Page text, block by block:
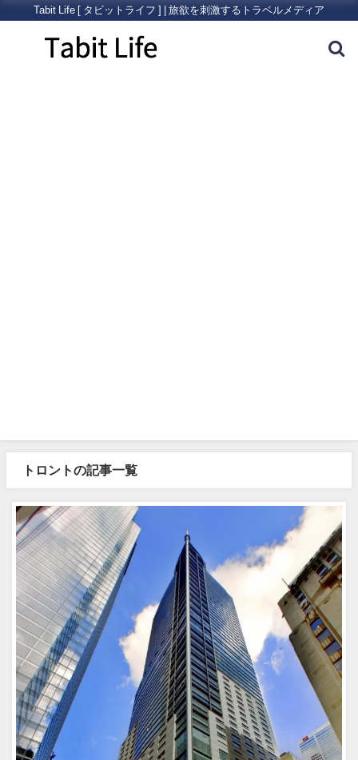
Tabit Life [ タビットライフ ] | 旅欲を刺激するトラベルメディア
トロントの記事一覧